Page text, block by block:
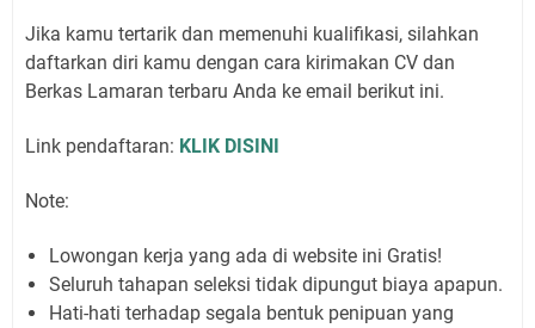
Jika kamu tertarik dan memenuhi kualifikasi, silahkan
daftarkan diri kamu dengan cara kirimakan CV dan
Berkas Lamaran terbaru Anda ke email berikut ini.
Link pendaftaran: KLIK DISINI
Note:
Lowongan kerja yang ada di website ini Gratis!
Seluruh tahapan seleksi tidak dipungut biaya apapun.
Hati-hati terhadap segala bentuk penipuan yang